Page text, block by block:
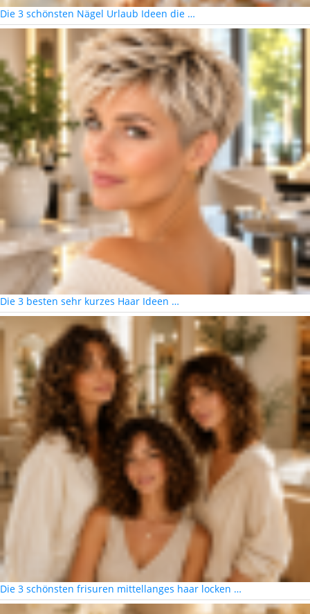
Die 3 schönsten Nägel Urlaub Ideen die …
Die 3 besten sehr kurzes Haar Ideen …
Die 3 schönsten frisuren mittellanges haar locken …